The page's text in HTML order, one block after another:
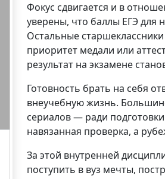
Фокус сдвигается и в
уверены, что баллы ЕГЭ для
Остальные
приоритет медали или
результат на экзамене
Готовность брать на себя
внеучебную жизнь.
сериалов — ради
навязанная проверка, а
За этой внутренней
поступить в вуз мечты,